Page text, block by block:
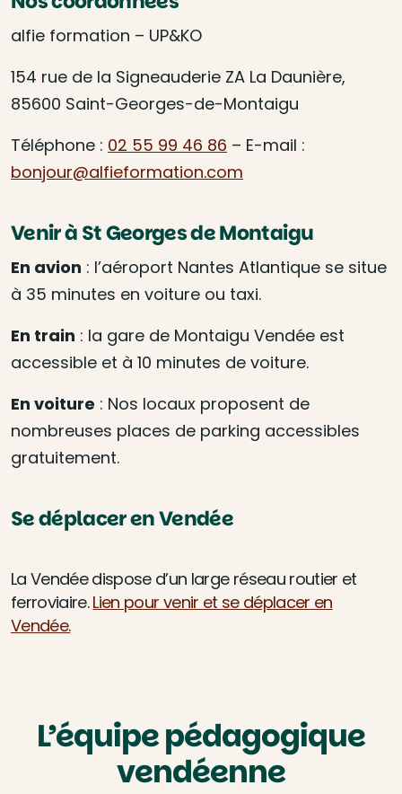
alfie formation – UP&KO
154 rue de la Signeauderie ZA La Daunière,
85600 Saint-Georges-de-Montaigu
Téléphone : 02 55 99 46 86 – E-mail :
bonjour@alfieformation.com
Venir à St Georges de Montaigu
En avion : l’aéroport Nantes Atlantique se situe
à 35 minutes en voiture ou taxi.
En train : la gare de Montaigu Vendée est
accessible et à 10 minutes de voiture.
En voiture : Nos locaux proposent de
nombreuses places de parking accessibles
gratuitement.
Se déplacer en Vendée
La Vendée dispose d’un large réseau routier et
ferroviaire.Lien pour venir et se déplacer en
Vendée.
L’équipe pédagogique
vendéenne